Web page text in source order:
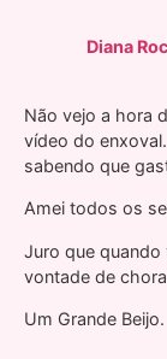
Diana
Não vejo a hora
vídeo do
sabendo que
Amei todos os
Juro que quando
vontade de
Um Grande Beijo.